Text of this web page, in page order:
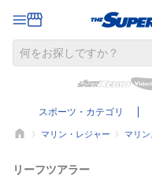
スポーツ・カテゴリ
マリン・レジャー マリ
リーフツアラー